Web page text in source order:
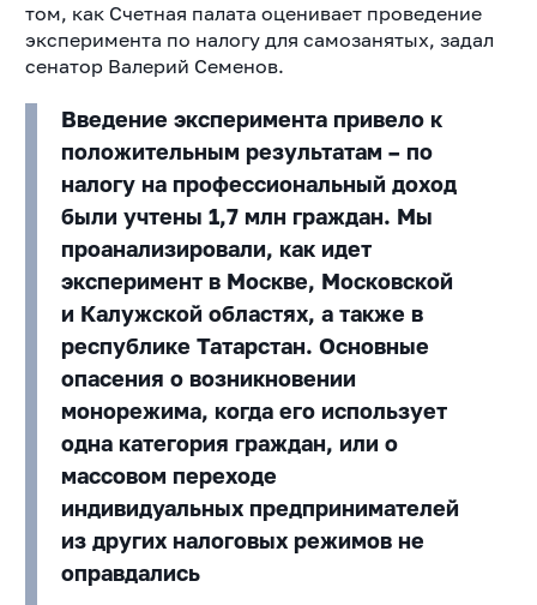
том, как Счетная палата оценивает проведение
эксперимента по налогу для самозанятых, задал
сенатор Валерий Семенов.
Введение эксперимента привело к
положительным результатам – по
налогу на профессиональный доход
были учтены 1,7 млн граждан. Мы
проанализировали, как идет
эксперимент в Москве, Московской
и Калужской областях, а также в
республике Татарстан. Основные
опасения о возникновении
монорежима, когда его использует
одна категория граждан, или о
массовом переходе
индивидуальных предпринимателей
из других налоговых режимов не
оправдались